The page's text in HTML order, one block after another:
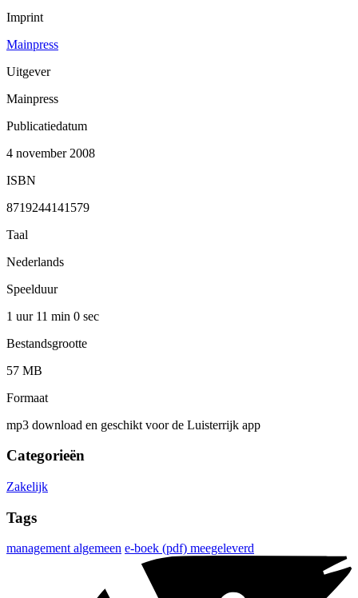
Imprint
Mainpress
Uitgever
Mainpress
Publicatiedatum
4 november 2008
ISBN
8719244141579
Taal
Nederlands
Speelduur
1 uur 11 min 0 sec
Bestandsgrootte
57 MB
Formaat
mp3 download en geschikt voor de Luisterrijk app
Categorieën
Zakelijk
Tags
management algemeen e-boek (pdf) meegeleverd